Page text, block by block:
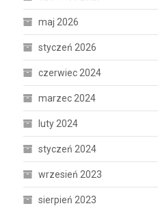
maj 2026
styczeń 2026
czerwiec 2024
marzec 2024
luty 2024
styczeń 2024
wrzesień 2023
sierpień 2023